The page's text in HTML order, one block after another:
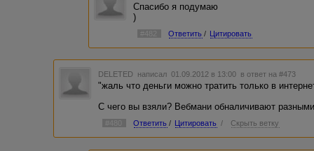
Спасибо я подумаю
)
#482 Ответить / Цитировать
DELETED написал 01.09.2012 в 13:00 в ответ на #473
"жаль что деньги можно тратить только в
С чего вы взяли? Вебмани обналичивают
#480 Ответить / Цитировать / Скрыть ветку